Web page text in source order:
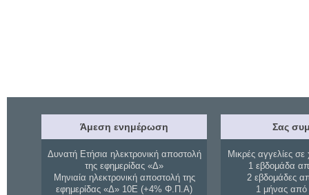
Άμεση ενημέρωση
Δυνατή Ετήσια ηλεκτρονική αποστολή
της εφημερίδας «Δ»
Μηνιαία ηλεκτρονική αποστολή της
εφημερίδας «Δ» 10Ε (+4% Φ.Π.Α)
Σας
Μικρές αγγελίες σε
1 εβδομάδα
2 εβδομάδες
1 μήνας